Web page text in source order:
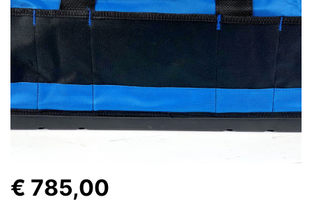
€ 785,00